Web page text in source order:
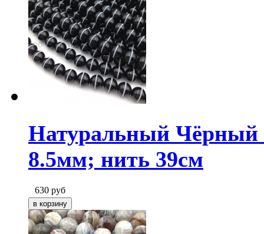
Натуральный Чёрный
8.5мм; нить 39см
630 руб